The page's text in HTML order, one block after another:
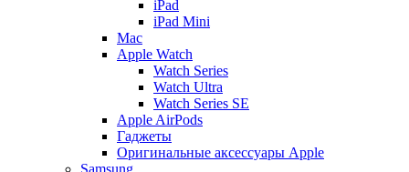
iPad
iPad Mini
Mac
Apple Watch
Watch Series
Watch Ultra
Watch Series SE
Apple AirPods
Гаджеты
Оригинальные аксессуары Apple
Samsung